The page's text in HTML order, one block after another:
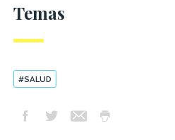
Temas
#SALUD